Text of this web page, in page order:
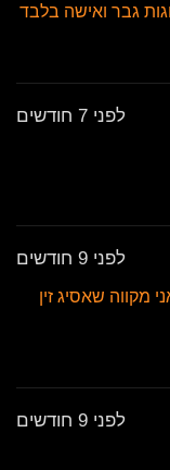
גבר ואישה בלבד
לפני 7 חודשים
לפני 9 חודשים
מקווה שאסיג זין
לפני 9 חודשים